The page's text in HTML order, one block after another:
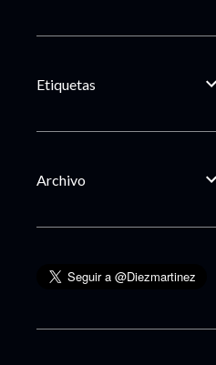
Etiquetas
Archivo